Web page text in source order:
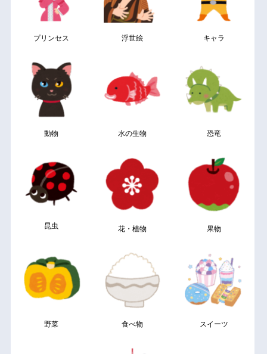
プリンセス 浮世絵 キャラ
動物 水の生物 恐竜
昆虫 花・植物 果物
野菜 食べ物 スイーツ